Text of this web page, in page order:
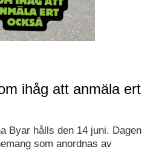
ihåg att anmäla ert
Byar hålls den 14 juni. Dagen
som anordnas av